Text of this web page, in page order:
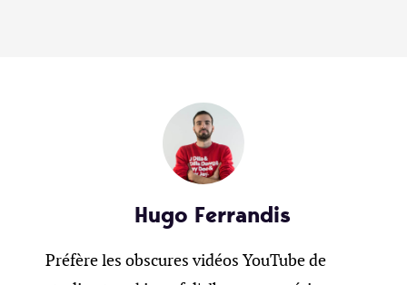
Hugo Ferrandis
Préfère les obscures vidéos YouTube de